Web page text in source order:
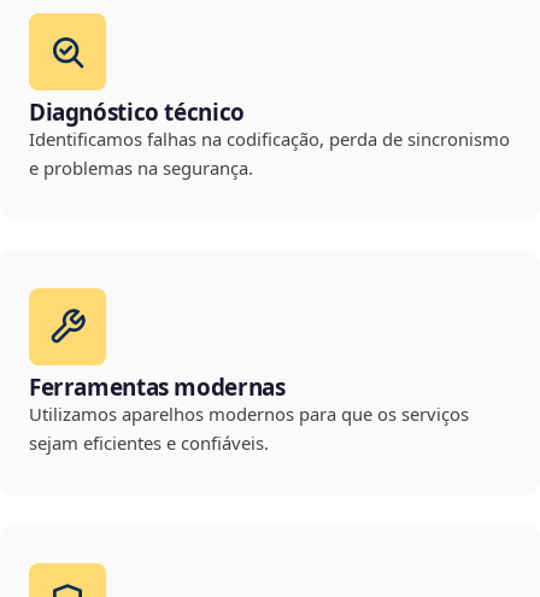
Diagnóstico técnico
Identificamos falhas na codificação, perda de sincronismo
e problemas na segurança.
Ferramentas modernas
Utilizamos aparelhos modernos para que os serviços
sejam eficientes e confiáveis.